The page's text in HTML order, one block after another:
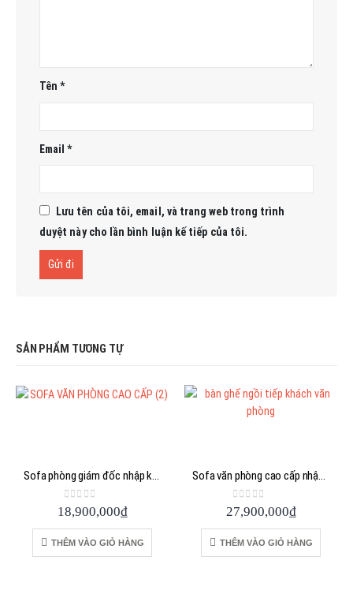
Tên*
Email*
Lưu tên của tôi, email, và trang web trong trình
duyệt này cho lần bình luận kế tiếp của tôi.
SẢN PHẨM TƯƠNG TỰ
Sofa phòng giám đốc nhập khẩu
0out of 5
18,900,000₫
THÊM VÀO GIỎ HÀNG
Sofa văn phòng cao cấp nhập khẩu
0out of 5
27,900,000₫
THÊM VÀO GIỎ HÀNG